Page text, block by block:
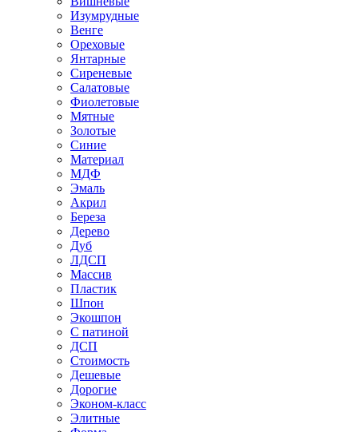
Изумрудные
Венге
Ореховые
Янтарные
Сиреневые
Салатовые
Фиолетовые
Мятные
Золотые
Синие
Материал
МДФ
Эмаль
Акрил
Береза
Дерево
Дуб
ЛДСП
Массив
Пластик
Шпон
Экошпон
С патиной
ДСП
Стоимость
Дешевые
Дорогие
Эконом-класс
Элитные